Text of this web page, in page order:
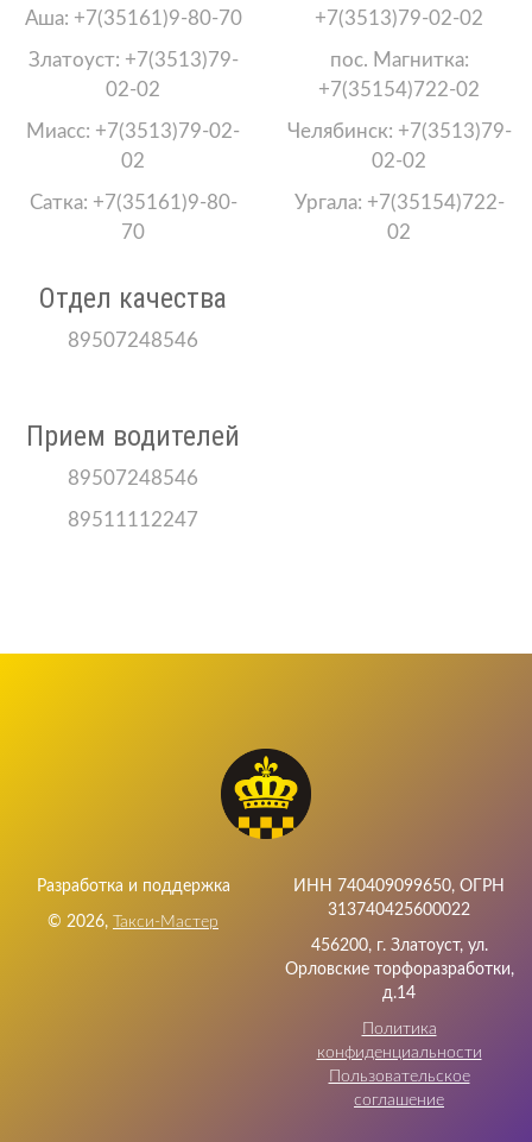
Аша: +7(35161)9-80-70
Златоуст: +7(3513)79-
02-02
Миасс: +7(3513)79-02-
02
Сатка: +7(35161)9-80-
70
+7(3513)79-02-02
пос. Магнитка:
+7(35154)722-02
Челябинск: +7(3513)79-
02-02
Ургала: +7(35154)722-
02
Отдел качества
89507248546
Прием водителей
89507248546
89511112247
Разработка и поддержка
© 2026, Такси-Мастер
ИНН 740409099650, ОГРН
313740425600022
456200, г. Златоуст, ул.
Орловские торфоразработки,
д.14
Политика
конфиденциальности
Пользовательское
соглашение